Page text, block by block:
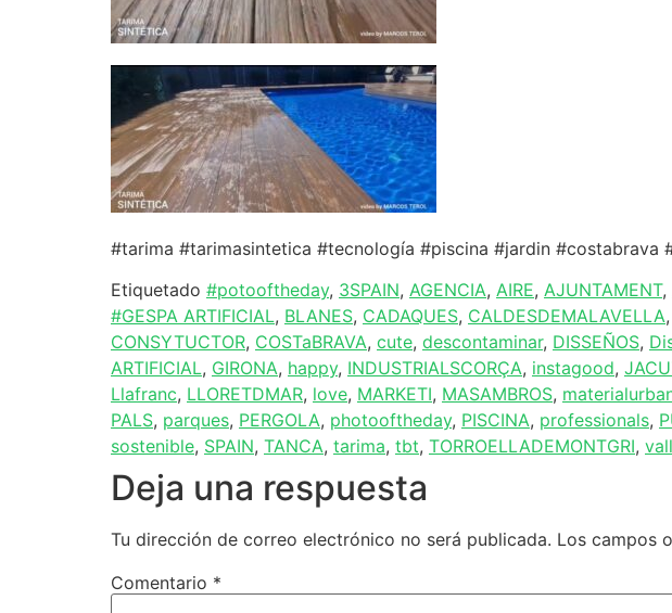
#tarima #tarimasintetica #tecnología #piscina #jardin
Etiquetado #potooftheday, 3SPAIN, AGENCIA, AIRE, AJUNTAMENT,
#GESPA ARTIFICIAL, BLANES, CADAQUES, CALDESDEMALAVELLA,
CONSYTUCTOR, COSTaBRAVA, cute, descontaminar, DISSEÑOS,
ARTIFICIAL, GIRONA, happy, INDUSTRIALSCORÇA, instagood,
Llafranc, LLORETDMAR, love, MARKETI, MASAMBROS,
PALS, parques, PERGOLA, photooftheday, PISCINA, professionals,
sostenible, SPAIN, TANCA, tarima, tbt, TORROELLADEMONTGRI,
Deja una respuesta
Tu dirección de correo electrónico no será publicada. Los campos
Comentario *